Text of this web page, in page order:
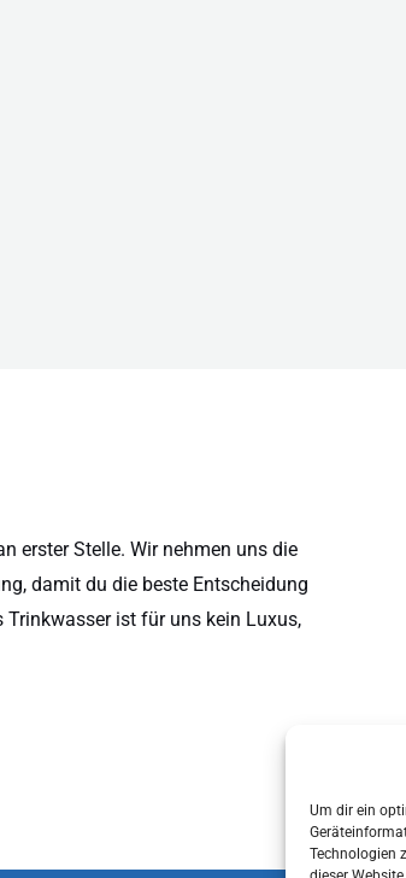
Um dir ein
Technologien
erster Stelle. Wir nehmen uns die
damit du die beste Entscheidung
ist für uns kein Luxus,